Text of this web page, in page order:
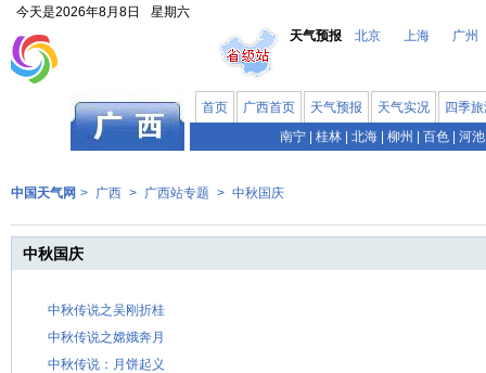
今天是2026年8月8日
星期六
天气预报
北京 上海 广州
首页 广西首页 天气预报 天气实况
四季
南宁
桂林 北海 柳州 百色 河池
中国天气网 > 广西 > 广西站专题 > 中秋国庆
中秋国庆
中秋传说之吴刚折桂
中秋传说之嫦娥奔月
中秋传说：月饼起义